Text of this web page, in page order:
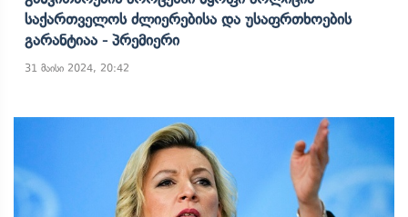
Საქართველოს Ძლიერებისა Და Უსაფრთხოების
Გარანტიაა - Პრემიერი
31 მაისი 2024, 20:42